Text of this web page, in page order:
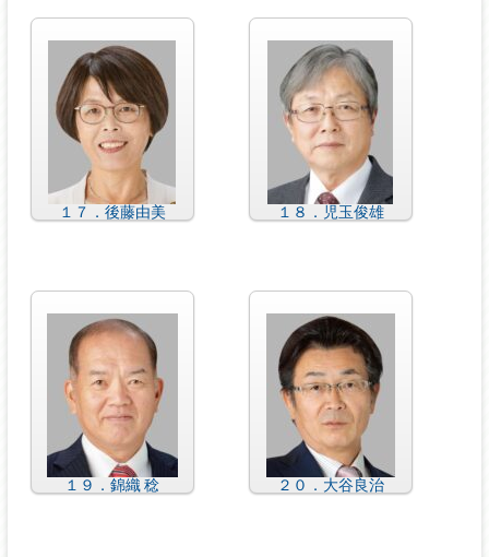
１７．後藤由美 １８．児玉俊雄
１９．錦織 稔 ２０．大谷良治